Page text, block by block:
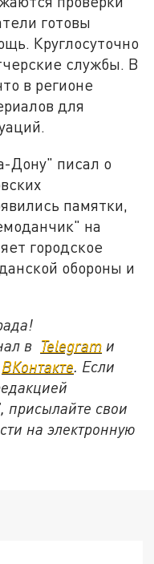
готовы
Круглосуточно
службы. В
в регионе
для
Дону" писал о
памятки,
на
городское
обороны и
в Telegram и
ВКонтакте. Если
присылайте свои
на электронную